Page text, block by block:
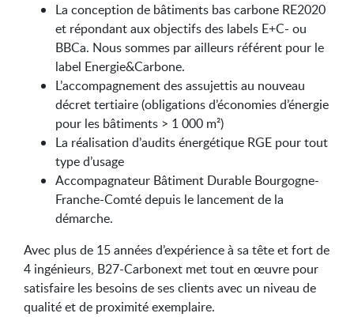
La conception de bâtiments bas carbone RE2020
et répondant aux objectifs des labels E+C- ou
BBCa. Nous sommes par ailleurs référent pour le
label Energie&Carbone.
L’accompagnement des assujettis au nouveau
décret tertiaire (obligations d’économies d’énergie
pour les bâtiments > 1 000 m²)
La réalisation d’audits énergétique RGE pour tout
type d’usage
Accompagnateur Bâtiment Durable Bourgogne-
Franche-Comté depuis le lancement de la
démarche.
Avec plus de 15 années d’expérience à sa tête et fort de
4 ingénieurs, B27-Carbonext met tout en œuvre pour
satisfaire les besoins de ses clients avec un niveau de
qualité et de proximité exemplaire.